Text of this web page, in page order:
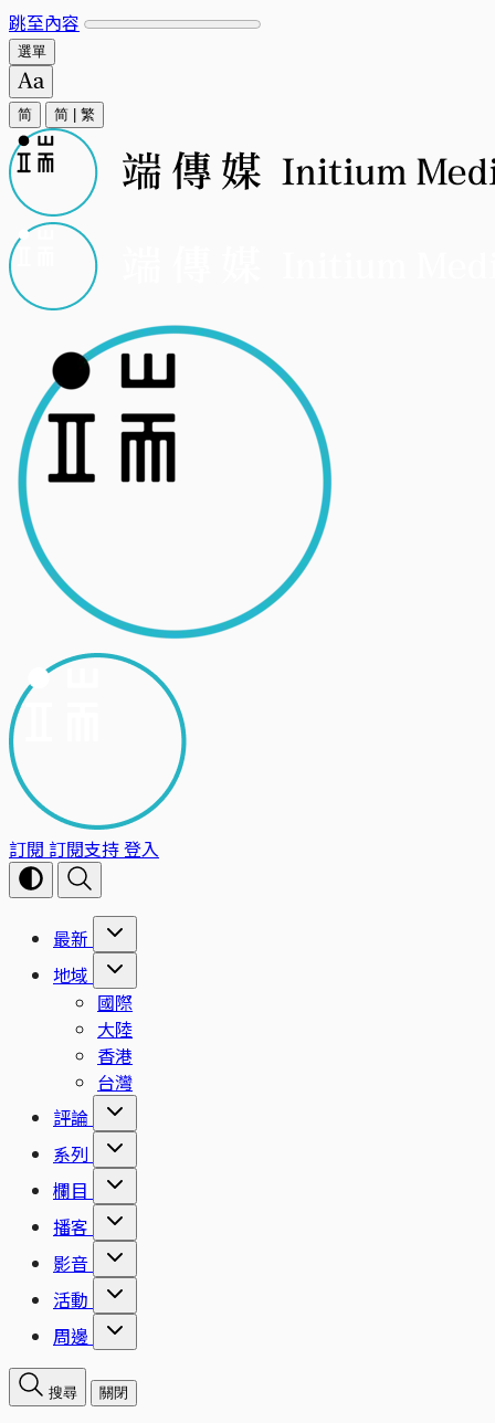
跳至內容
選單
简 简 繁
訂閱 訂閱支持登入
最新
地域
國際
大陸
香港
台灣
評論
系列
欄目
播客
影音
活動
周邊
搜尋 關閉